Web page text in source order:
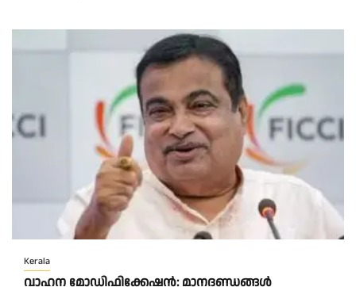
Kerala
വാഹന മോഡിഫിക്കേഷൻ: മാനദണ്ഡങ്ങൾ